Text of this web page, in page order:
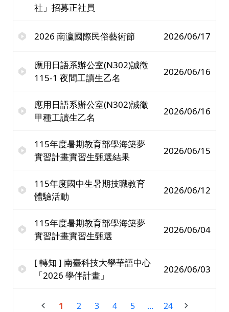
社」招募正社員
2026 南瀛國際民俗藝術節 2026/06/17
應用日語系辦公室(N302)誠徵
115-1 夜間工讀生乙名
2026/06/16
應用日語系辦公室(N302)誠徵
甲種工讀生乙名
2026/06/16
115年度暑期教育部學海築夢
實習計畫實習生甄選結果
2026/06/15
115年度國中生暑期技職教育
體驗活動
2026/06/12
115年度暑期教育部學海築夢
實習計畫實習生甄選
2026/06/04
[ 轉知 ] 南臺科技大學華語中心
「2026 學伴計畫」
2026/06/03
1 2 3 4 5 ... 24